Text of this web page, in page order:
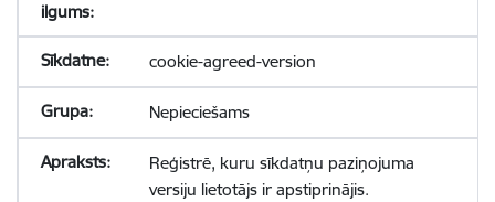
cookie-agreed-version
Nepieciešams
Reģistrē, kuru sīkdatņu paziņojuma
versiju lietotājs ir apstiprinājis.